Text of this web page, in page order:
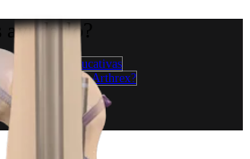
educativas
hay de nuevo en Arthrex?